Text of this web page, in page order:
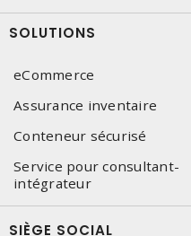
SOLUTIONS
eCommerce
Assurance inventaire
Conteneur sécurisé
Service pour consultant-
intégrateur
SIÈGE SOCIAL